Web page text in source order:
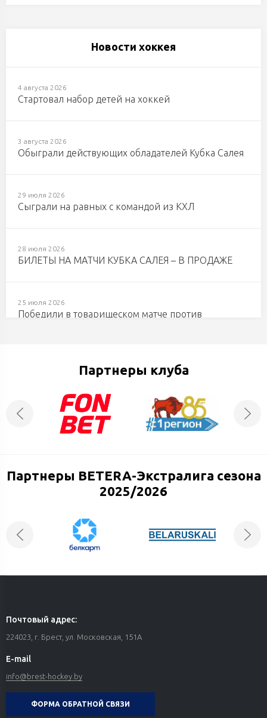
Новости хоккея
4 августа 2026
Стартовал набор детей на хоккей
3 августа 2026
Обыграли действующих обладателей Кубка Салея
29 июля 2026
Сыграли на равных с командой из КХЛ
28 июля 2026
БИЛЕТЫ НА МАТЧИ КУБКА САЛЕЯ – В ПРОДАЖЕ
25 июля 2026
Победили в товарищеском матче против
Первая летняя победа «Бреста»
11 июля 2026
Главный тренер ХК «Зубры» Богдан Рыбачук
10 июля 2026
Изменения в расписании свободного катания
Партнеры клуба
Партнеры BETERA-Экстралига сезона
2025/2026
Почтовый адрес:
224023, г. Брест, ул. Московская, 151А
E-mail
info@brest-hockey.by
ФОРМА ОБРАТНОЙ СВЯЗИ